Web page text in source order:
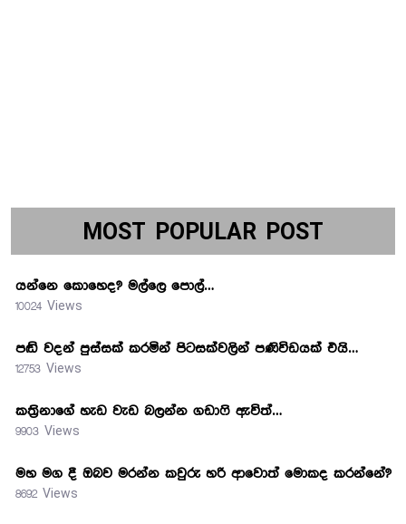
MOST POPULAR POST
යන්නෙ කොහෙද? මල්ලෙ පොල්…
10024 Views
පඬි වදන් පුස්සක් කරමින් පිටසක්වලින් පණිවිඩයක් එයි…
12753 Views
කත්‍රිනාගේ හැඩ වැඩ බලන්න ගඩාෆි ඇවිත්…
9903 Views
මහ මග දී ඔබව මරන්න කවුරු හරි ආවොත් මොකද කරන්නේ?
8692 Views